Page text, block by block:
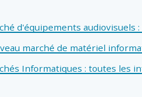
d'équipements
marché de matériel
Informatiques : toutes les